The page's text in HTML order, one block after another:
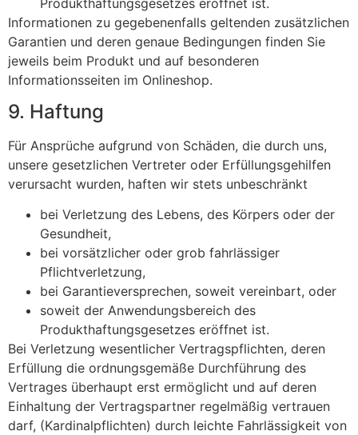
Informationen zu gegebenenfalls geltenden zusätzlichen
Garantien und deren genaue Bedingungen finden Sie
jeweils beim Produkt und auf besonderen
Informationsseiten im Onlineshop.
9. Haftung
Für Ansprüche aufgrund von Schäden, die durch uns,
unsere gesetzlichen Vertreter oder Erfüllungsgehilfen
verursacht wurden, haften wir stets unbeschränkt
bei Verletzung des Lebens, des Körpers oder der
Gesundheit,
bei vorsätzlicher oder grob fahrlässiger
Pflichtverletzung,
bei Garantieversprechen, soweit vereinbart, oder
soweit der Anwendungsbereich des
Produkthaftungsgesetzes eröffnet ist.
Bei Verletzung wesentlicher Vertragspflichten, deren
Erfüllung die ordnungsgemäße Durchführung des
Vertrages überhaupt erst ermöglicht und auf deren
Einhaltung der Vertragspartner regelmäßig vertrauen
darf, (Kardinalpflichten) durch leichte Fahrlässigkeit von